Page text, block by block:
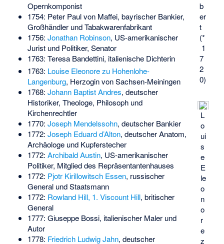
b
er
t
(*
1
7
2
0)
Opernkomponist
1754: Peter Paul von Maffei, bayrischer Bankier,
Großhändler und Tabakwarenfabrikant
1756: Jonathan Robinson, US-amerikanischer
Jurist und Politiker, Senator
1763: Teresa Bandettini, italienische Dichterin
L
o
ui
s
e
E
le
o
n
o
r
e
z
1763: Louise Eleonore zu Hohenlohe-
Langenburg, Herzogin von Sachsen-Meiningen
1768: Johann Baptist Andres, deutscher
Historiker, Theologe, Philosoph und
Kirchenrechtler
1770: Joseph Mendelssohn, deutscher Bankier
1772: Joseph Eduard d’Alton, deutscher Anatom,
Archäologe und Kupferstecher
1772: Archibald Austin, US-amerikanischer
Politiker, Mitglied des Repräsentantenhauses
1772: Pjotr Kirillowitsch Essen, russischer
General und Staatsmann
1772: Rowland Hill, 1. Viscount Hill, britischer
General
1777: Giuseppe Bossi, italienischer Maler und
Autor
1778: Friedrich Ludwig Jahn, deutscher